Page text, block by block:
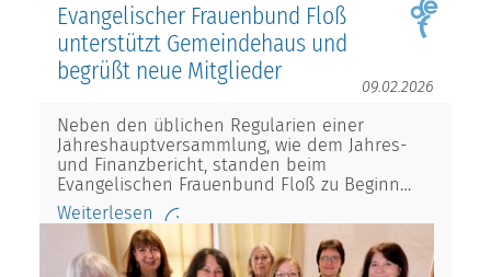
Evangelischer Frauenbund Floß
unterstützt Gemeindehaus und
begrüßt neue Mitglieder
09.02.2026
Neben den üblichen Regularien einer
Jahreshauptversammlung, wie dem Jahres-
und Finanzbericht, standen beim
Evangelischen Frauenbund Floß zu Beginn…
Weiterlesen